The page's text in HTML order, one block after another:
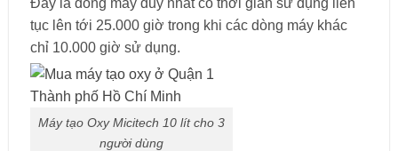
tục lên tới 25.000 giờ trong khi các dòng máy khác
chỉ 10.000 giờ sử dụng.
Máy tạo Oxy Micitech 10 lít cho 3
người dùng